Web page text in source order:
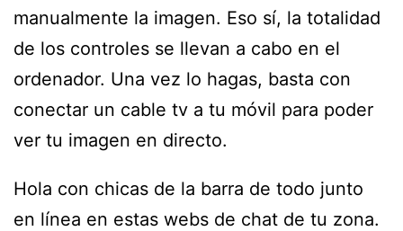
manualmente la imagen. Eso sí, la totalidad
de los controles se llevan a cabo en el
ordenador. Una vez lo hagas, basta con
conectar un cable tv a tu móvil para poder
ver tu imagen en directo.
Hola con chicas de la barra de todo junto
en línea en estas webs de chat de tu zona.